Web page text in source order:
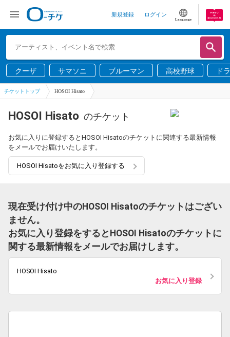
新規登録 ログイン
Language
クーザ サマソニ ブルーマン 高校野球 ド
チケットトップ HOSOI Hisato
HOSOI Hisato のチケット
お気に入りに登録するとHOSOI Hisatoのチケットに関連する最新情報
をメールでお届けいたします。
HOSOI Hisatoをお気に入り登録する
現在受け付け中のHOSOI Hisatoのチケットはござい
ません。
お気に入り登録をするとHOSOI Hisatoのチケットに
関する最新情報をメールでお届けします。
HOSOI Hisato
お気に入り登録